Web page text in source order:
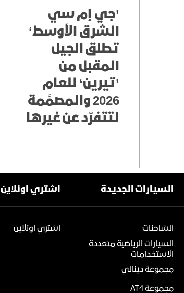
’جي إم سي
الشرق الأوسط‘
تطلق الجيل
المقبل من
’تيرين‘ للعام
2026 والمصمَّمة
لتتفرّد عن غيرها
السيارات الجديدة
الشاحنات
السيارات الرياضية متعددة
الاستخدامات
مجموعة دينالي
مجموعة AT4
اشتري اونلاين
اشتري اونلاين